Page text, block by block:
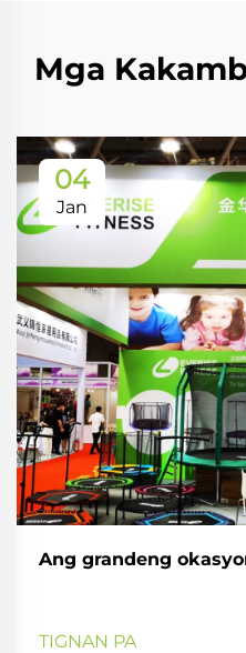
Mga
04
Jan
Ang grandeng
TIGNAN PA